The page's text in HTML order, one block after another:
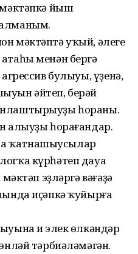
йыш
мәктәптә уҡый, әлеге
менән бергә
булыуы, үҙенә,
әйтеп, берәй
һораны.
алыуҙы һорағандар.
ҡатнашыусылар
күрһәтеп дауа
эҙләргә вәғәҙә
иҫәпкә ҡуйырға
иң элек өлкәндәр
тәрбиәләмәгән.